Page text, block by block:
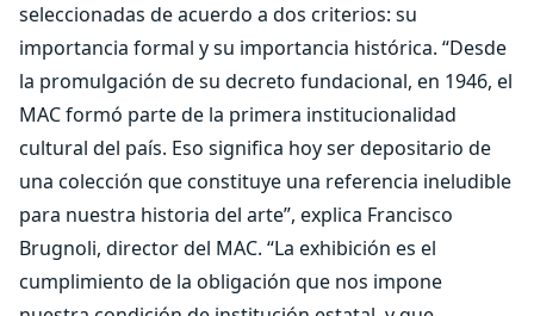
seleccionadas de acuerdo a dos criterios: su
importancia formal y su importancia histórica. “Desde
la promulgación de su decreto fundacional, en 1946, el
MAC formó parte de la primera institucionalidad
cultural del país. Eso significa hoy ser depositario de
una colección que constituye una referencia ineludible
para nuestra historia del arte”, explica Francisco
Brugnoli, director del MAC. “La exhibición es el
cumplimiento de la obligación que nos impone